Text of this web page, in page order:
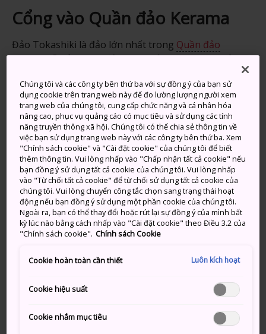
Cổng vào Quần đảo Kerama
Đảo Tokashiki là đảo lớn nhất trong Quần đảo
Kerama
, nằm cách đảo chính của Okinawa khoảng
chuyến đi trong ngày hoặc ở lại qua đêm nếu bạn
muốn ghé thăm nhiều đảo.
Có rất nhiều địa điểm lý tưởng để lặn ống thở, lặn
bình dưỡng khí và tắm nắng vào mùa hè, và đây là
một nơi tuyệt vời để ngắm cá voi vào mùa đông.
Chúng tôi và các công ty bên thứ ba với sự đồng ý của bạn sử
dụng cookie trên trang web này để đo lường lượng người xem
trang web của chúng tôi, cung cấp chức năng và cá nhân hóa
nâng cao, phục vụ quảng cáo có mục tiêu và sử dụng các tính
năng truyền thông xã hội. Chúng tôi có thể chia sẻ thông tin về
việc bạn sử dụng trang web này với các công ty bên thứ ba. Xem
"Chính sách cookie" và "Cài đặt cookie" của chúng tôi để biết
thêm thông tin. Vui lòng nhấp vào "Chấp nhận tất cả cookie" nếu
bạn đồng ý sử dụng tất cả cookie của chúng tôi. Vui lòng nhấp
vào "Từ chối tất cả cookie" để từ chối sử dụng tất cả cookie của
chúng tôi. Vui lòng chuyển công tắc chọn sang trạng thái hoạt
động nếu bạn đồng ý sử dụng một phần cookie của chúng tôi.
Ngoài ra, bạn có thể thay đổi hoặc rút lại sự đồng ý của mình bất
kỳ lúc nào bằng cách nhấp vào "Cài đặt cookie" theo Điều 3.2 của
"Chính sách cookie". Chính sách Cookie
Cookie hoàn toàn cần thiết Luôn kích hoạt
Cookie hiệu suất
Cookie nhắm mục tiêu